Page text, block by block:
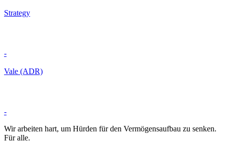
Strategy
-
Vale (ADR)
-
Wir arbeiten hart, um Hürden für den Vermögensaufbau zu senken.
Für alle.